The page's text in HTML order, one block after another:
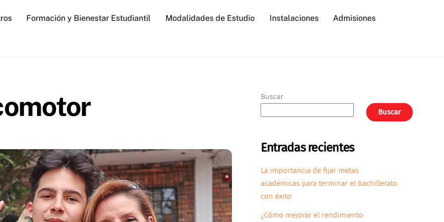
Formación y Bienestar Estudiantil Modalidades de Estudio Instalaciones Admisiones
Buscar
Buscar
Entradas recientes
La importancia de fijar metas
académicas para terminar el bachillerato
con éxito
¿Cómo mejorar el rendimiento